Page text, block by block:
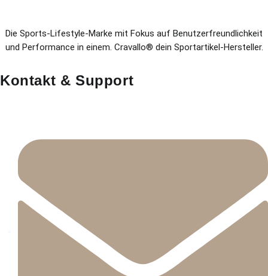
Die Sports-Lifestyle-Marke mit Fokus auf Benutzerfreundlichkeit
und Performance in einem. Cravallo® dein Sportartikel-Hersteller.
Kontakt & Support